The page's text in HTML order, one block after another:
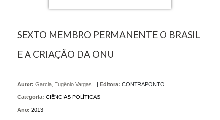
SEXTO MEMBRO PERMANENTE O BRASIL
E A CRIAÇÃO DA ONU
Autor: Garcia, Eugênio Vargas | Editora: CONTRAPONTO
Categoria: CIÊNCIAS POLÍTICAS
Ano: 2013